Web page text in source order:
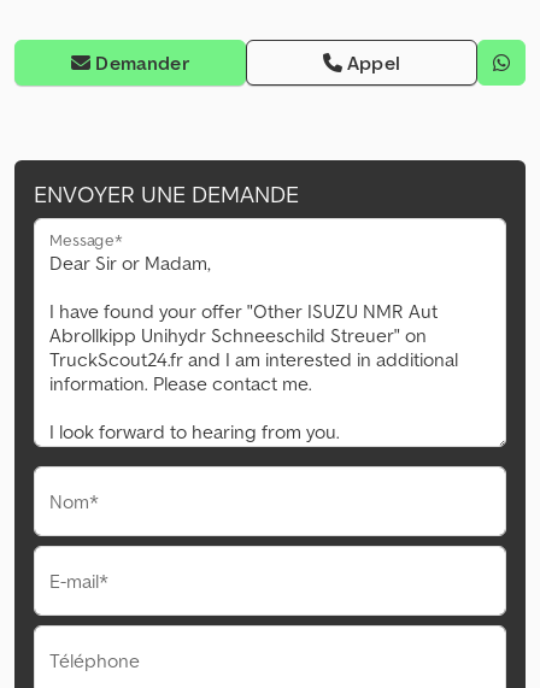
Demander Appel
ENVOYER UNE DEMANDE
Message*
Nom*
E-mail*
Téléphone